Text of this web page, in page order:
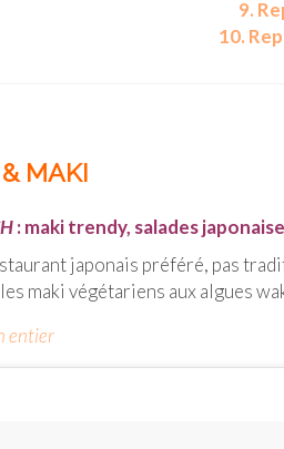
9.
10.
MAKI
: maki trendy, salades
japonais préféré, pas
les maki végétariens aux algues
entier